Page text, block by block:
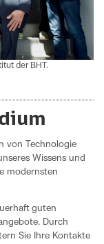
der BHT.
von Technologie
Wissens und
modernsten
guten
Durch
Sie Ihre Kontakte